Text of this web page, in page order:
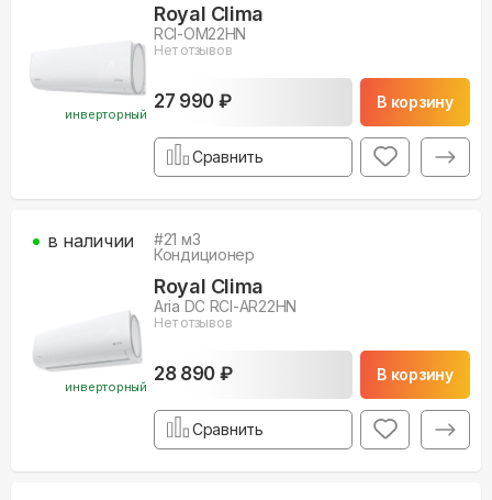
инверторный
Royal Clima
RCI-OM22HN
Нет отзывов
27 990 ₽ В корзину
Сравнить
инверторный
#21 м3
Кондиционер
Royal Clima
Aria DC RCI-AR22HN
Нет отзывов
28 890 ₽ В корзину
в наличии
Сравнить